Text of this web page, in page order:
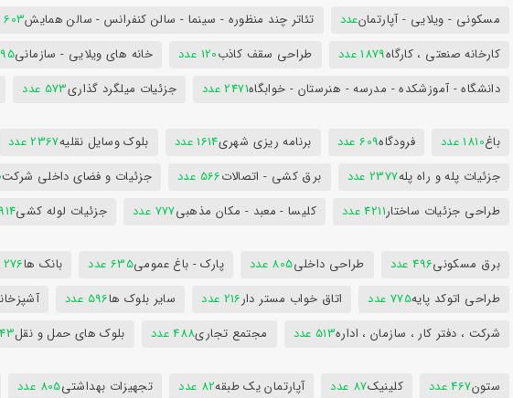
مسکونی - ویلایی - آپارتمانعدد تئاتر چند منظوره - سینما - سالن کنفرانس - سالن همایش603 عدد
کارخانه صنعتی ، کارگاه1879 عدد طراحی سقف کاذب120 عدد خانه های ویلایی - سازمانی
دانشگاه - آموزشکده - مدرسه - هنرستان - خوابگاه2471 عدد جزئیات میلگرد گذاری573 عدد
باغ1810 عدد فرودگاه609 عدد برنامه ریزی شهری1614 عدد بلوک وسایل نقلیه2367 عدد
جزئیات پله و راه پله2377 عدد برق کشی - اتصالات566 عدد جزئیات و فضای داخلی شرکت
طراحی جزئیات ساختار4211 عدد کلیسا - معبد - مکان مذهبی777 عدد جزئیات لوله کشی
برق مسکونی496 عدد طراحی داخلی805 عدد پارک - باغ عمومی635 عدد بانک ها276 عدد
طراحی اتوکد پایه775 عدد اتاق خواب مستر دار216 عدد سایر بلوک ها596 عدد
شرکت ، دفتر کار ، سازمان ، اداره513 عدد مجتمع تجاری488 عدد بلوک های حمل و نقل643
ستون467 عدد کلینیک87 عدد آپارتمان یک طبقه82 عدد تجهیزات بهداشتی805 عدد